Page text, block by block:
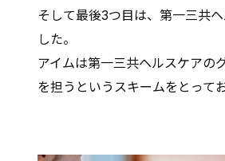
そして最後3つ目は、第一三共
した。
アイムは第一三共ヘルスケアの
を担うというスキームをとってお